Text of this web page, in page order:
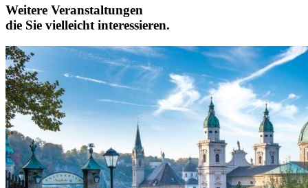
Weitere Veranstaltungen
die Sie vielleicht interessieren.